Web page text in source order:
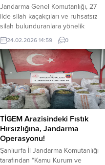
Jandarma Genel Komutanlığı, 27
ilde silah kaçakçıları ve ruhsatsız
silah bulunduranlara yönelik
düzenlediği operasyonlarda 259
şüphelinin yakalandığını belirtti.
Cumhuriyet başsavcılıkları ile
Jandarma Genel Komutanlığı KOM
ve Asayiş daire başkanlıkları
koordinesinde, il jandarma
komutanlıklarınca, Aksaray, Ankara,
Antalya, Artvin, Balıkesir, Batman,
Bitlis, Burdur, Bursa, Denizli,
Diyarbakır, Düzce, Hatay, Iğdır,
İzmir, Kocaeli, Konya, Mardin,...
24.02.2026 14:59 0
TİGEM Arazisindeki Fıstık
Hırsızlığına, Jandarma
Operasyonu!
Şanlıurfa İl Jandarma Komutanlığı
tarafından “Kamu Kurum ve